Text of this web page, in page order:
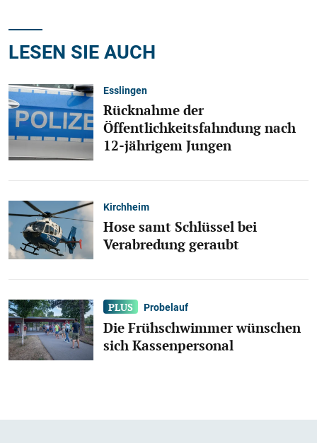
LESEN SIE AUCH
Esslingen
Rücknahme der
Öffentlichkeitsfahndung nach
12-jährigem Jungen
Kirchheim
Hose samt Schlüssel bei
Verabredung geraubt
Probelauf
Die Frühschwimmer wünschen
sich Kassenpersonal